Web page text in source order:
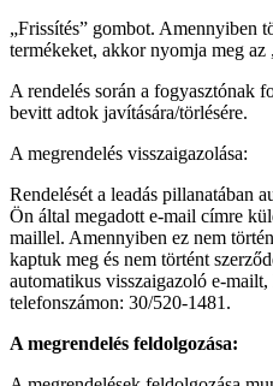
„Frissítés” gombot. Amennyiben
termékeket, akkor nyomja meg
A rendelés során a fogyasztónak
bevitt adtok javítására/törlésére.
A megrendelés visszaigazolása:
Rendelését a leadás pillanatában
Ön által megadott e-mail címre
maillel. Amennyiben ez nem
kaptuk meg és nem történt
automatikus visszaigazoló e-
telefonszámon: 30/520-1481.
A megrendelés feldolgozása: